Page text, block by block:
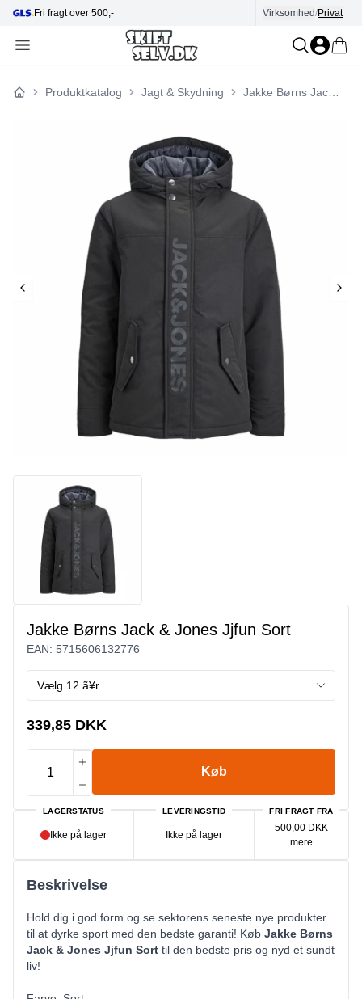
Fri fragt over 500,- Hjælp i kundecenter
Virksomhed/Privat
Forside
Produktkatalog Jagt & Skydning
Jakke Børns Jack & Jones Jjfun Sort
EAN: 5715606132776
Vælg 12 ã¥r
339,85 DKK
Køb
LAGERSTATUS
Ikke på lager
LEVERINGSTID
Ikke på lager
FRI FRAGT FRA
500,00 DKK
mere
Beskrivelse
Hold dig i god form og se sektorens seneste nye produkter
til at dyrke sport med den bedste garanti! Køb Jakke Børns
Jack & Jones Jjfun Sort til den bedste pris og nyd et sundt
liv!